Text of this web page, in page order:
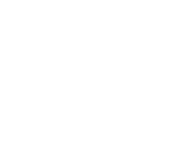
SKYLINE PANORAMA“